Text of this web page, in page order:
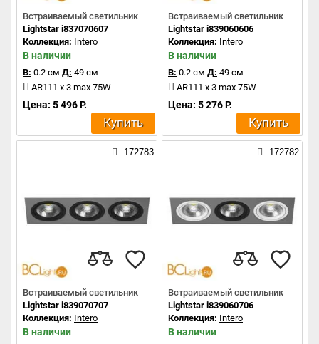
Встраиваемый светильник
Lightstar i837070607
Коллекция: Intero
В наличии
В: 0.2 см Д: 49 см
AR111 x 3 max 75W
Цена: 5 496 Р.
Купить
Встраиваемый светильник
Lightstar i839060606
Коллекция: Intero
В наличии
В: 0.2 см Д: 49 см
AR111 x 3 max 75W
Цена: 5 276 Р.
Купить
172783
Встраиваемый светильник
Lightstar i839070707
Коллекция: Intero
В наличии
172782
Встраиваемый светильник
Lightstar i839060706
Коллекция: Intero
В наличии